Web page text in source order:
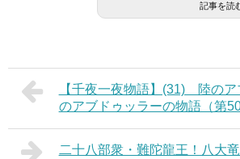
記事を読
【千夜一夜物語】(31) 陸の
のアブドゥッラーの物語（第
二十八部衆・難陀龍王！八大